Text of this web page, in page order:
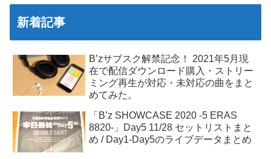
新着記事
B’zサブスク解禁記念！ 2021年5月現
在で配信ダウンロード購入・ストリー
ミング再生が対応・未対応の曲をまと
めてみた。
「B’z SHOWCASE 2020 -5 ERAS
8820-」Day5 11/28 セットリストまと
め / Day1-Day5のライブデータまとめ